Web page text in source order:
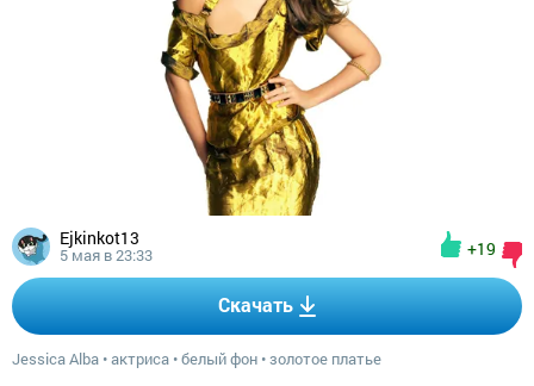
Ejkinkot13
5 мая в 23:33 +19
Скачать
Jessica Alba •актриса •белый фон •золотое платье